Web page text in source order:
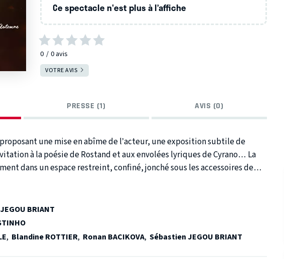
Ce spectacle n'est plus à l’affiche
0 0avis
VOTRE AVIS
PRESSE (1) AVIS (0)
une mise en abîme de l’acteur, une exposition subtile de
à la poésie de Rostand et aux envolées lyriques de Cyrano… La
dans un espace restreint, confiné, jonché sous les accessoires de
un vieux grenier. Un Cyrano dos au public, éclairé seulement par une
s’anime, et autour de lui se réveille, s’active. Une Roxane
lui posant son nez et en le remaquillant. Ce premier tableau crée un
le comédien et son public. Ainsi, l’axe de la « représentation
va être codifié par une mise en abyme immédiate qui symbolisera
BRIANT
, Blandine ROTTIER, Ronan BACIKOVA, Sébastien JEGOU BRIANT